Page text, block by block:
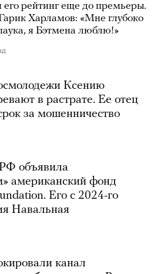
рейтинг еще до премьеры.
Харламов: «Мне глубоко
я Бэтмена люблю!»
Ксению
в растрате. Ее отец
за мошенничество
объявила
американский фонд
Его с 2024-го
Навальная
канал